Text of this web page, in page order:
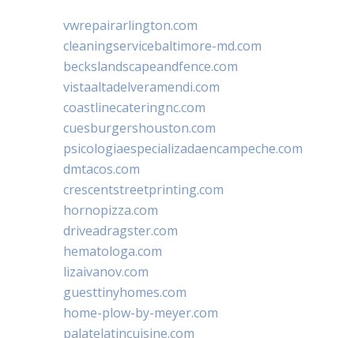
vwrepairarlington.com
cleaningservicebaltimore-md.com
beckslandscapeandfence.com
vistaaltadelveramendi.com
coastlinecateringnc.com
cuesburgershouston.com
psicologiaespecializadaencampeche.com
dmtacos.com
crescentstreetprinting.com
hornopizza.com
driveadragster.com
hematologa.com
lizaivanov.com
guesttinyhomes.com
home-plow-by-meyer.com
palatelatincuisine.com